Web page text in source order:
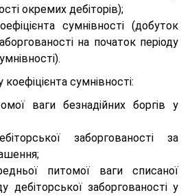
окремих дебіторів);
сумнівності (добуток
на початок періоду
сумнівності:
ваги безнадійних боргів у
заборгованості за
питомої ваги списаної
дебіторської заборгованості у